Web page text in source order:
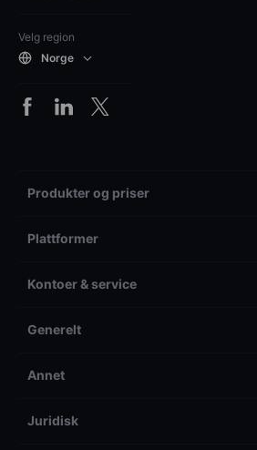
Velg region
Norge
Produkter og priser
Plattformer
Kontoer & service
Generelt
Annet
Juridisk